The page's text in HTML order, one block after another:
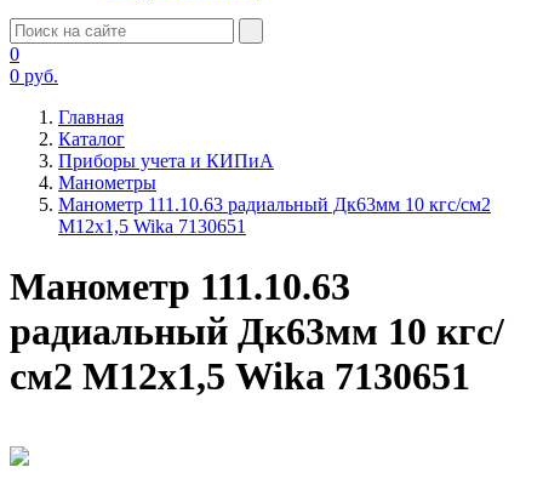
0
0 руб.
Главная
Каталог
Приборы учета и КИПиА
Манометры
Манометр 111.10.63 радиальный Дк63мм 10 кгс/см2
М12х1,5 Wika 7130651
Манометр 111.10.63
радиальный Дк63мм 10 кгс/
см2 М12х1,5 Wika 7130651